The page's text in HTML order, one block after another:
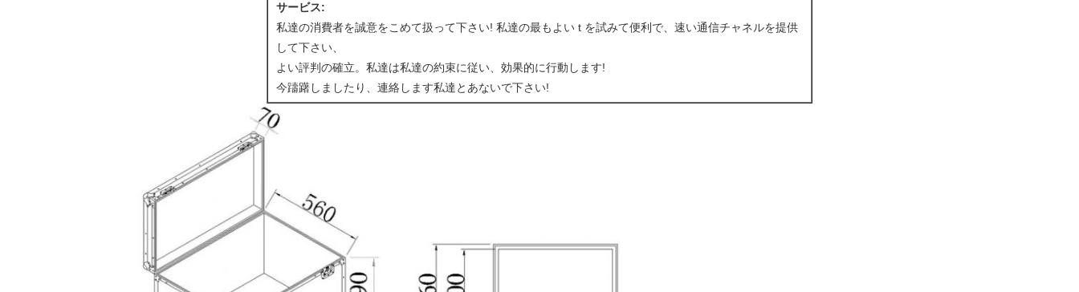
サービス:
私達の消費者を誠意をこめて扱って下さい! 私達の最もよい t を試みて便利で、速い通信チャネルを提供
して下さい、
よい評判の確立。私達は私達の約束に従い、効果的に行動します!
今躊躇しましたり、連絡します私達とあないで下さい!